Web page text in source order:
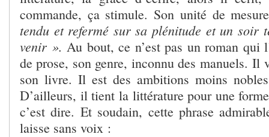
commande, ça stimule. Son unité de
tendu et refermé sur sa plénitude et un soir
venir ». Au bout, ce n’est pas un roman qui
de prose, son genre, inconnu des manuels. Il
son livre. Il est des ambitions moins
D’ailleurs, il tient la littérature pour une
c’est dire. Et soudain, cette phrase
laisse sans voix :